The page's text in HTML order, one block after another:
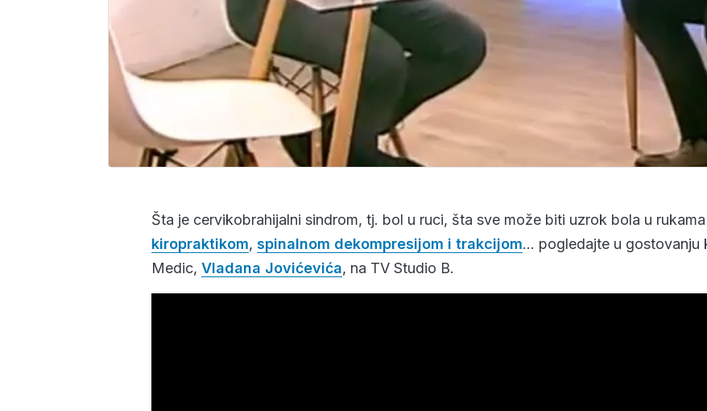
Šta je cervikobrahijalni sindrom, tj. bol u ruci, šta sve može biti uzrok bola u
kiropraktikom,spinalnom dekompresijom i trakcijom… pogledajte u gostovanju
Medic,Vladana Jovićevića, na TV Studio B.